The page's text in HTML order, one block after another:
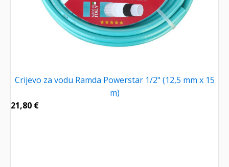
Crijevo za vodu Ramda Powerstar 1/2" (12,5 mm x 15
m)
21,80 €